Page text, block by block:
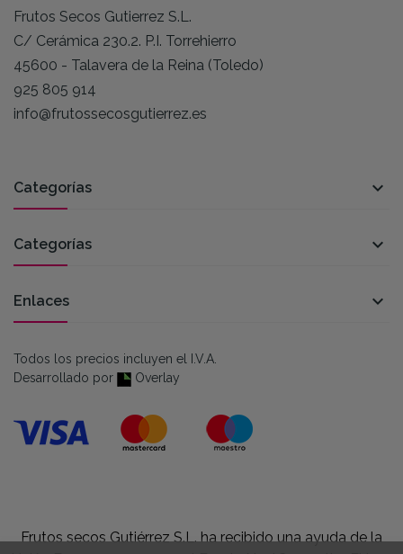
Frutos Secos Gutierrez S.L.
C/ Cerámica 230.2. P.I. Torrehierro
45600 - Talavera de la Reina (Toledo)
925 805 914
info@frutossecosgutierrez.es
Categorías 
Categorías 
Enlaces 
Todos los precios incluyen el I.V.A.
Desarrollado por
Overlay
Frutos secos Gutiérrez S.L. ha recibido una ayuda de la